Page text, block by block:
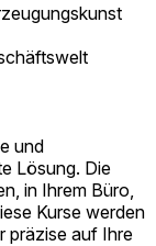
und
Lösung. Die
in Ihrem Büro,
Kurse werden
präzise auf Ihre